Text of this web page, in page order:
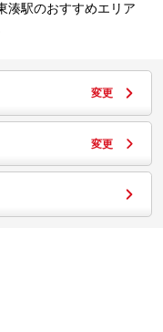
湊駅のおすすめエリア
変更
変更